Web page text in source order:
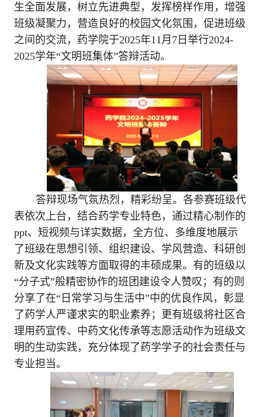
生全面发展，树立先进典型，发挥榜样作用，增强
班级凝聚力，营造良好的校园文化氛围，促进班级
之间的交流，药学院于2025年11 月 7 日举行2024-
2025学年“文明班集体”答辩活动。
答辩现场气氛热烈，精彩纷呈。各参赛班级代
表依次上台，结合药学专业特色，通过精心制作的
ppt、短视频与详实数据，全方位、多维度地展示
了班级在思想引领、组织建设、学风营造、科研创
新及文化实践等方面取得的丰硕成果。有的班级以
“分子式”般精密协作的班团建设令人赞叹；有的则
分享了在“日常学习与生活中”中的优良作风，彰显
了药学人严谨求实的职业素养；更有班级将社区合
理用药宣传、中药文化传承等志愿活动作为班级文
明的生动实践，充分体现了药学学子的社会责任与
专业担当。